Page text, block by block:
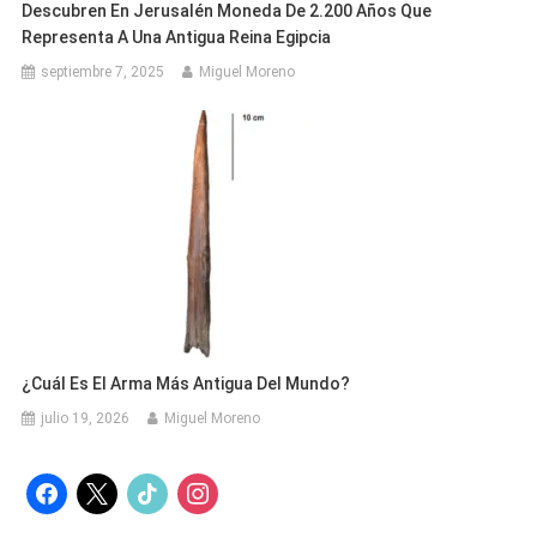
Descubren En Jerusalén Moneda De 2.200 Años Que
Representa A Una Antigua Reina Egipcia
septiembre 7, 2025 Miguel Moreno
¿Cuál Es El Arma Más Antigua Del Mundo?
julio 19, 2026 Miguel Moreno
facebook
x tiktok instagram